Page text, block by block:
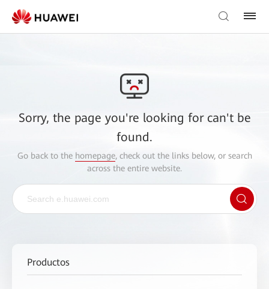
Sorry, the page you're looking for can't be
found.
Go back to the homepage, check out the links below, or search
across the entire website.
Productos